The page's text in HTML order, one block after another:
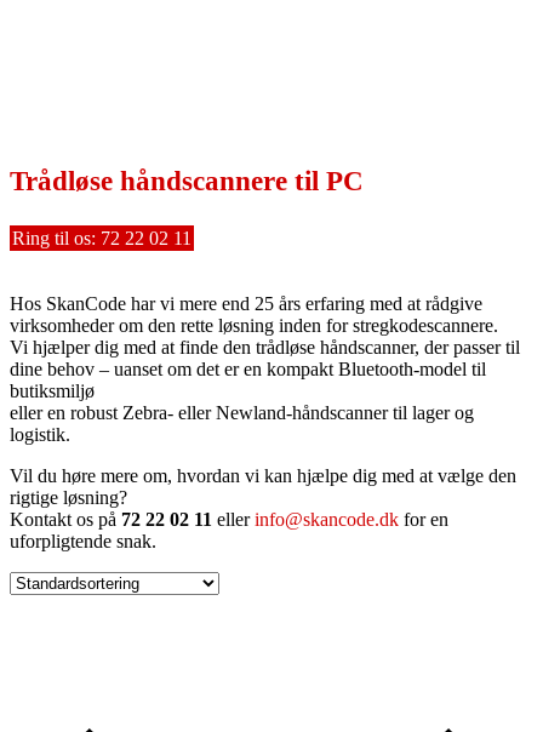
Trådløse håndscannere til PC
Ring til os: 72 22 02 11
Hos SkanCode har vi mere end 25 års erfaring med at rådgive
virksomheder om den rette løsning inden for stregkodescannere.
Vi hjælper dig med at finde den trådløse håndscanner, der passer til
dine behov – uanset om det er en kompakt Bluetooth-model til
butiksmiljø
eller en robust Zebra- eller Newland-håndscanner til lager og
logistik.
Vil du høre mere om, hvordan vi kan hjælpe dig med at vælge den
rigtige løsning?
Kontakt os på 72 22 02 11 ellerinfo@skancode.dk for en
uforpligtende snak.